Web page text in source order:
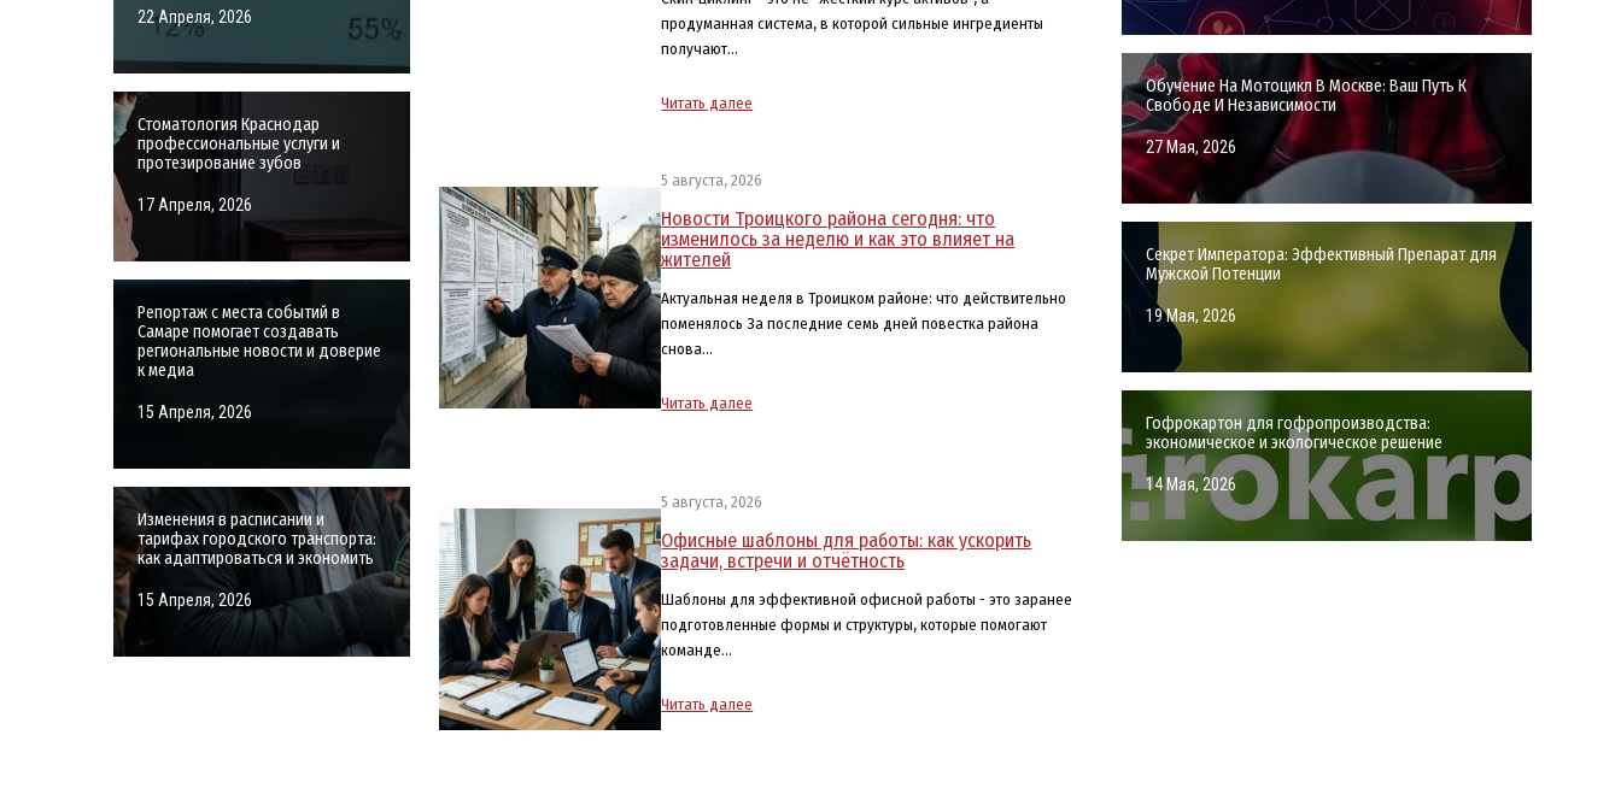
22 Апреля, 2026
Стоматология Краснодар
профессиональные услуги и
протезирование зубов
17 Апреля, 2026
Репортаж с места событий в
Самаре помогает создавать
региональные новости и доверие
к медиа
15 Апреля, 2026
Изменения в расписании и
тарифах городского транспорта:
как адаптироваться и экономить
15 Апреля, 2026
продуманная система, в которой сильные ингредиенты
получают…
Читать далее
5 августа, 2026
Новости Троицкого района сегодня: что
изменилось за неделю и как это влияет на
жителей
Актуальная неделя в Троицком районе: что действительно
поменялось За последние семь дней повестка района
снова…
Читать далее
5 августа, 2026
Офисные шаблоны для работы: как ускорить
задачи, встречи и отчётность
Шаблоны для эффективной офисной работы - это заранее
подготовленные формы и структуры, которые помогают
команде…
Читать далее
Обучение На Мотоцикл В Москве: Ваш Путь К
Свободе И Независимости
27 Мая, 2026
Секрет Императора: Эффективный Препарат для
Мужской Потенции
19 Мая, 2026
Гофрокартон для гофропроизводства:
экономическое и экологическое решение
14 Мая, 2026